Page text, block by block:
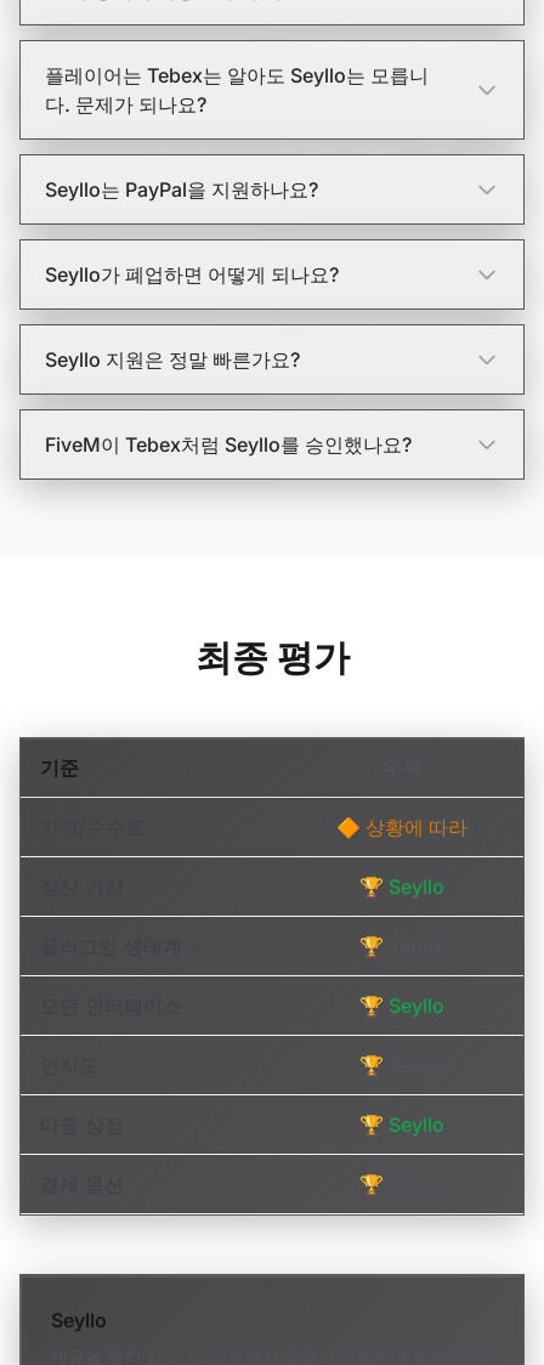
플레이어는 Tebex는 알아도 Seyllo는 모릅니
다. 문제가 되나요?
Seyllo는 PayPal을 지원하나요?
Seyllo가 폐업하면 어떻게 되나요?
Seyllo 지원은 정말 빠른가요?
FiveM이 Tebex처럼 Seyllo를 승인했나요?
최종 평가
기준
🔶 상황에 따라
🏆 Seyllo
🏆 Tebex
🏆 Seyllo
🏆 Tebex
🏆 Seyllo
🏆 Tebex
Seyllo